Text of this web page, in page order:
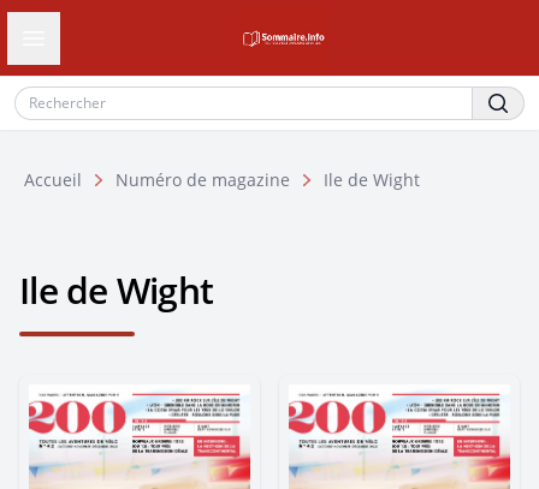
Ouvrir le tiroir de navigation
Accueil Numéro de magazine Ile de Wight
Ile de Wight